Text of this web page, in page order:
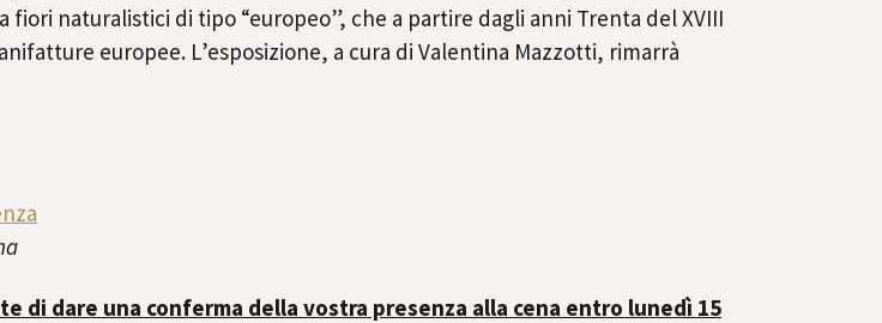
naturalistici di tipo “europeo”, che a partire dagli anni Trenta del XVIII
europee. L’esposizione, a cura di Valentina Mazzotti, rimarrà
di dare una conferma della vostra presenza alla cena entro lunedì 15